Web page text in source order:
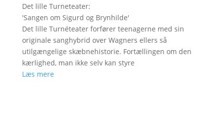
Det lille Turneteater:
'Sangen om Sigurd og Brynhilde'
Det lille Turnéteater forfører teenagerne med sin
originale sanghybrid over Wagners ellers så
utilgængelige skæbnehistorie. Fortællingen om den
kærlighed, man ikke selv kan styre
Læs mere